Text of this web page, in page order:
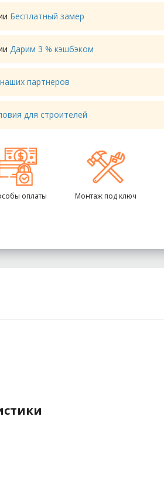
Бесплатный замер
Дарим 3 % кэшбэком
партнеров
для строителей
оплаты Монтаж под ключ